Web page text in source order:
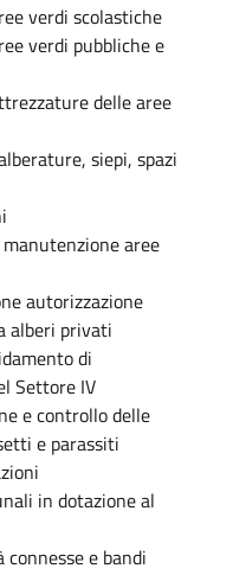
verdi scolastiche
verdi pubbliche e
delle aree
siepi, spazi
aree
autorizzazione
alberi privati
di
Settore IV
e controllo delle
e parassiti
in dotazione al
e bandi